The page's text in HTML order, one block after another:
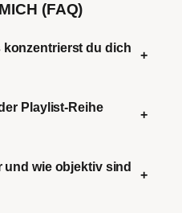
(FAQ)
konzentrierst du dich
+
Playlist-Reihe
+
und wie objektiv sind
+